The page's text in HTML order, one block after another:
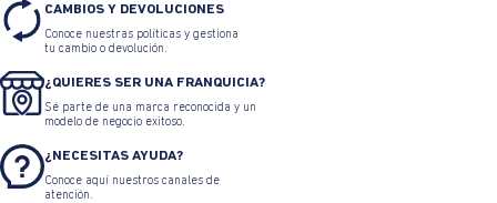
CAMBIOS Y DEVOLUCIONES
Conoce nuestras políticas y gestiona
tu cambio o devolución.
¿QUIERES SER UNA FRANQUICIA?
Sé parte de una marca reconocida y un
modelo de negocio exitoso.
¿NECESITAS AYUDA?
Conoce aquí nuestros canales de
atención.